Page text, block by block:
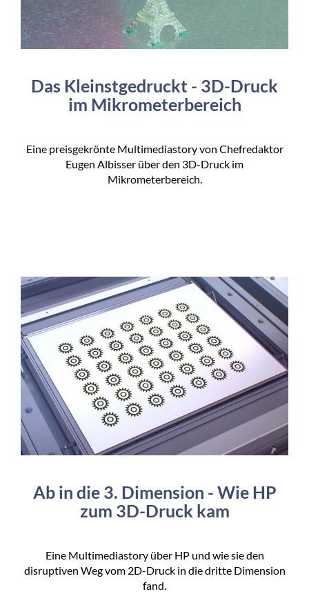
Das Kleinstgedruckt - 3D-Druck
im Mikrometerbereich
Eine preisgekrönte Multimediastory von Chefredaktor
Eugen Albisser über den 3D-Druck im
Mikrometerbereich.
Ab in die 3. Dimension - Wie HP
zum 3D-Druck kam
Eine Multimediastory über HP und wie sie den
disruptiven Weg vom 2D-Druck in die dritte Dimension
fand.